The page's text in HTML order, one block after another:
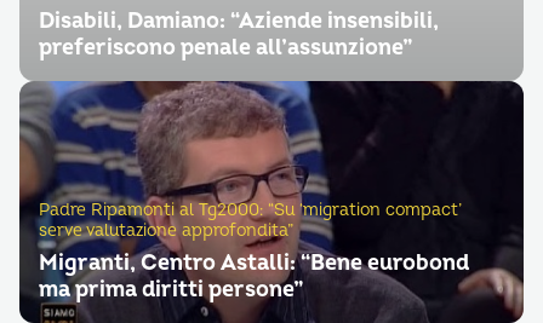
Disabili, Damiano: “Aziende insensibili,
preferiscono penale all’assunzione”
Padre Ripamonti al Tg2000: “Su ‘migration compact’
serve valutazione approfondita”
Migranti, Centro Astalli: “Bene eurobond
ma prima diritti persone”